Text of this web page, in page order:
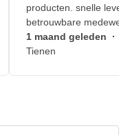
producten. snelle
betrouwbare
1 maand geleden ·
Tienen